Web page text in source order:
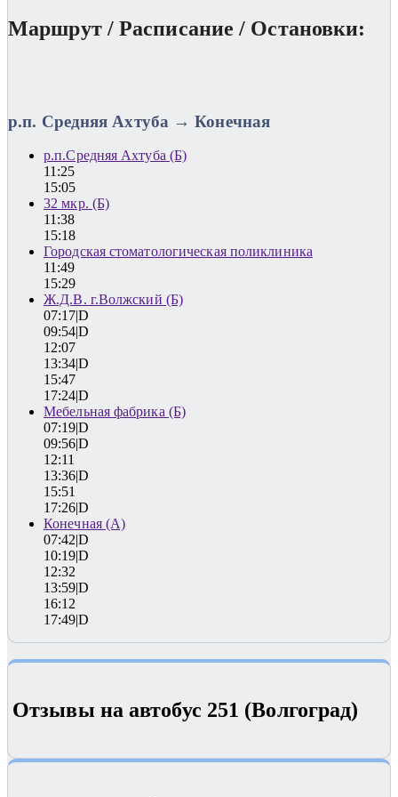
Маршрут / Расписание / Остановки:
р.п. Средняя Ахтуба → Конечная
р.п.Средняя Ахтуба (Б)
11:25
15:05
32 мкр. (Б)
11:38
15:18
Городская стоматологическая поликлиника
11:49
15:29
Ж.Д.В. г.Волжский (Б)
07:17|D
09:54|D
12:07
13:34|D
15:47
17:24|D
Мебельная фабрика (Б)
07:19|D
09:56|D
12:11
13:36|D
15:51
17:26|D
Конечная (А)
07:42|D
10:19|D
12:32
13:59|D
16:12
17:49|D
Отзывы на автобус 251 (Волгоград)